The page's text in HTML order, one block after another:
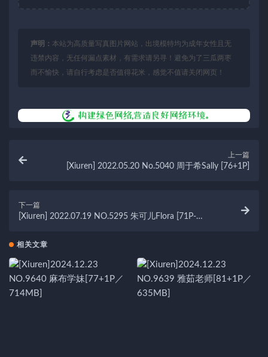
声明： 本站为高质量写真图片网站，出境模特均为成年女性且无
违禁内容，无任何漏点素材，有需求请另寻！避免为了三瓜两枣
而不愉快，请自行考虑是否值得花米，感觉不值请关闭网页！
上一篇
[Xiuren] 2022.05.20 No.5040 周于希Sally [76+1P]
下一篇
[Xiuren] 2022.07.19 NO.5295 朱可儿Flora [71P-
相关文章